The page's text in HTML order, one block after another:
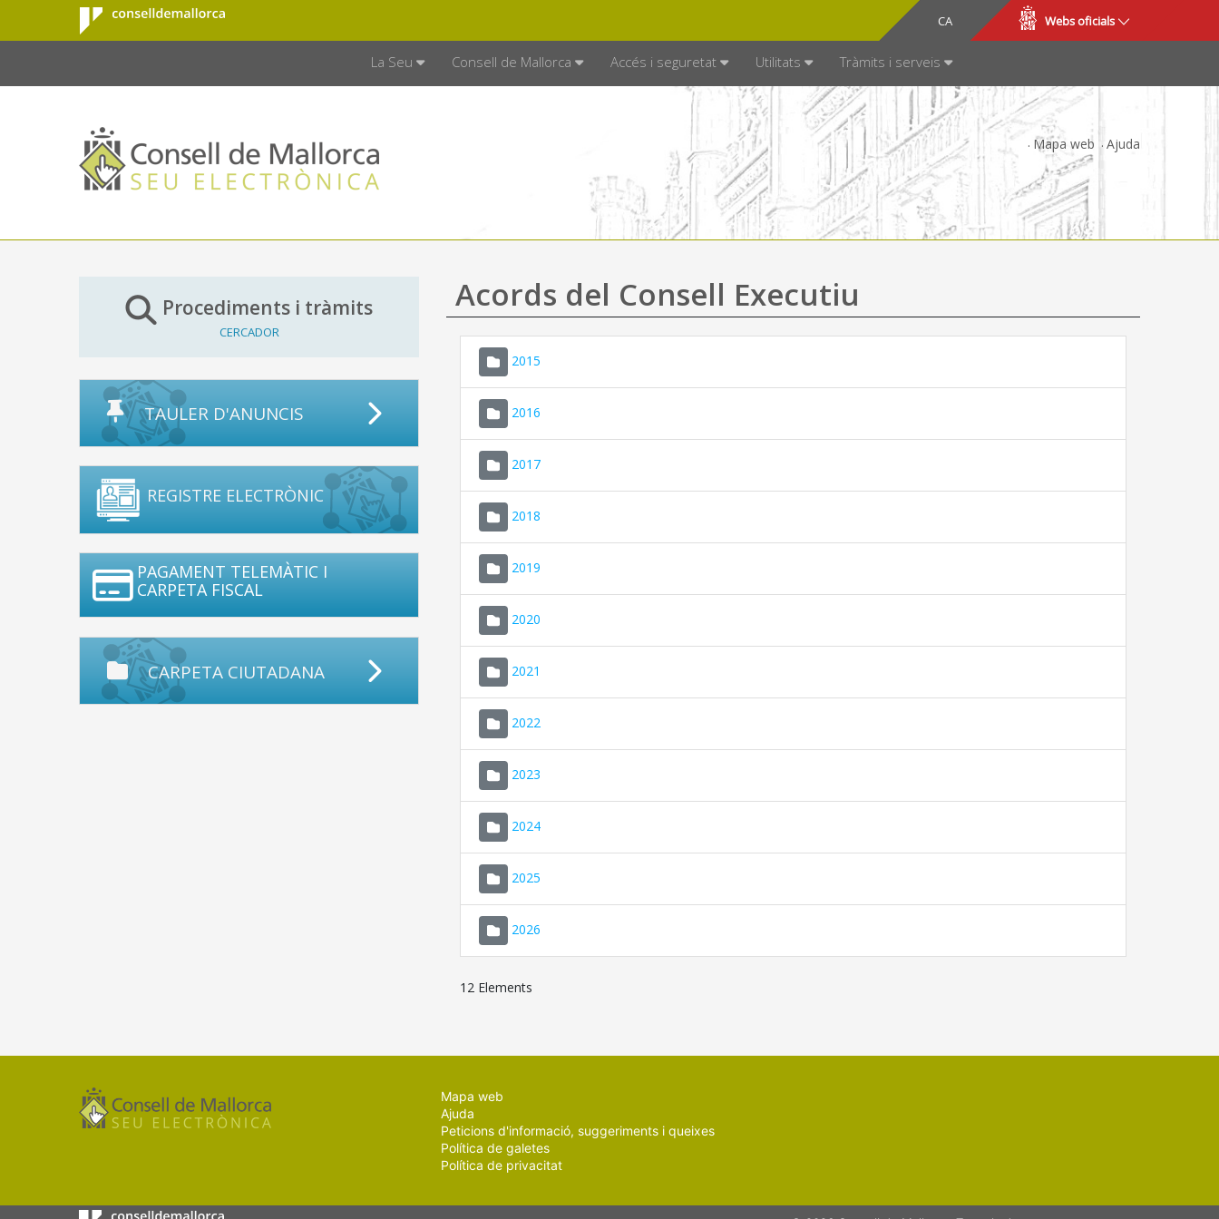
Salta al contingut principal
Consell de
Mallorca
CA
ES Webs oficials
La Seu Consell de Mallorca Accés i seguretat Utilitats Tràmits i serveis
Mapa web Ajuda
Procediments i tràmits
CERCADOR
TAULER D'ANUNCIS
REGISTRE ELECTRÒNIC
PAGAMENT TELEMÀTIC I
CARPETA FISCAL
CARPETA CIUTADANA
Acords del Consell Executiu
2015
2016
2017
2018
2019
2020
2021
2022
2023
2024
2025
2026
12 Elements
Mapa web
Ajuda
Peticions d'informació, suggeriments i queixes
Política de galetes
Política de privacitat